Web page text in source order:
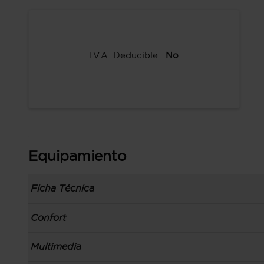
I.V.A. Deducible No
Equipamiento
Ficha Técnica
Información de la versión: número última lista
Carrocería tipo berlina con portón con 5
Confort
Toma/s de 12v en los asientos delanteros
Multimedia